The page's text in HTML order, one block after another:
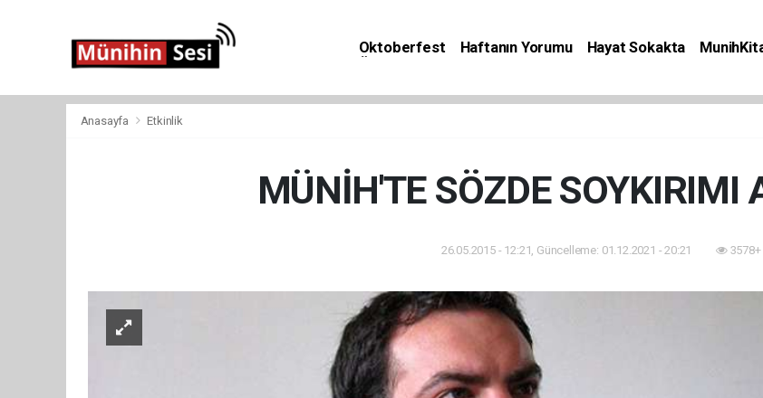
Oktoberfest Haftanın Yorumu Hayat Sokakta
Anasayfa Etkinlik
MÜNİH'TE SÖZDE SOYKIRIMI
26.05.2015 - 12:21, Güncelleme: 01.12.2021 - 20:21 3578+